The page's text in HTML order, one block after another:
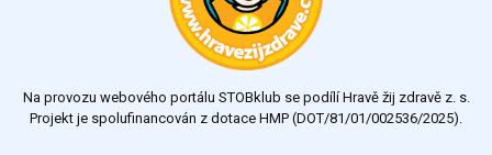
Na provozu webového portálu STOBklub se podílí Hravě žij zdravě z. s.
Projekt je spolufinancován z dotace HMP (DOT/81/01/002536/2025).